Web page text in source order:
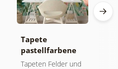
Tapete
pastellfarbene
Blumenwiese
Tapeten Felder und